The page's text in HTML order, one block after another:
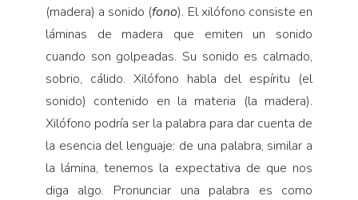
(madera) a sonido (fono). El xilófono consiste en
láminas de madera que emiten un sonido
cuando son golpeadas. Su sonido es calmado,
sobrio, cálido. Xilófono habla del espíritu (el
sonido) contenido en la materia (la madera).
Xilófono podría ser la palabra para dar cuenta de
la esencia del lenguaje: de una palabra, similar a
la lámina, tenemos la expectativa de que nos
diga algo. Pronunciar una palabra es como